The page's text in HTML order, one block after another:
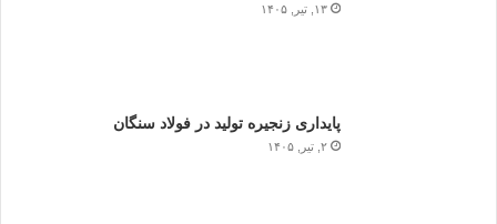
۱۳, تیر, ۱۴۰۵
پایداری زنجیره تولید در فولاد سنگان
۲, تیر, ۱۴۰۵